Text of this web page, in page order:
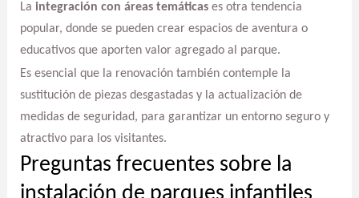
La integración con áreas temáticases otra tendencia
popular, donde se pueden crear espacios de aventura o
educativos que aporten valor agregado al parque.
Es esencial que la renovación también contemple la
sustitución de piezas desgastadas y la actualización de
medidas de seguridad, para garantizar un entorno seguro y
atractivo para los visitantes.
Preguntas frecuentes sobre la